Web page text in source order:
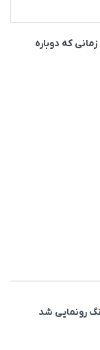
که دوباره
رونمایی شد